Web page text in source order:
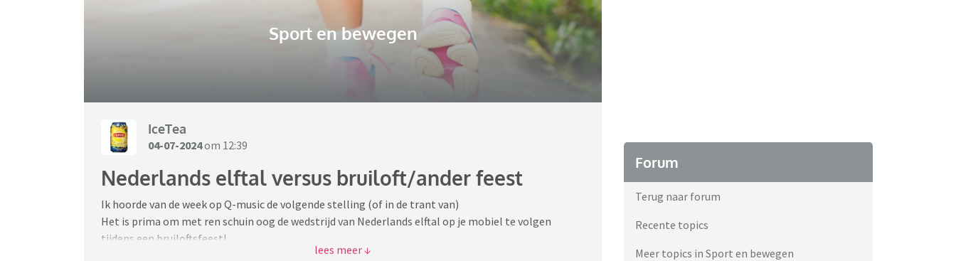
Sport en bewegen
IceTea
04-07-2024om 12:39
Nederlands elftal versus bruiloft/ander feest
Ik hoorde van de week op Q-music de volgende stelling (of in de trant van)
Het is prima om met ren schuin oog de wedstrijd van Nederlands elftal op je mobiel te volgen
tijdens een bruiloftsfeest!
Forum
Terug naar forum
Recente topics
Meer topics in Sport en bewegen